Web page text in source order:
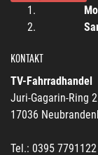
KONTAKT
TV-Fahrradhandel
Juri-Gagarin-Ring
17036
Tel.: 0395 7791122